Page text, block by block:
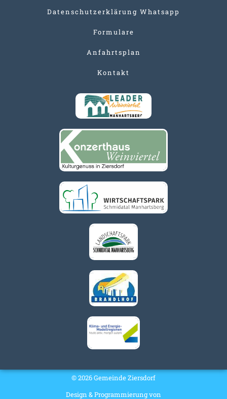
Datenschutzerklärung Whatsapp
Formulare
Anfahrtsplan
Kontakt
© 2026 Gemeinde Ziersdorf
Design & Programmierung von